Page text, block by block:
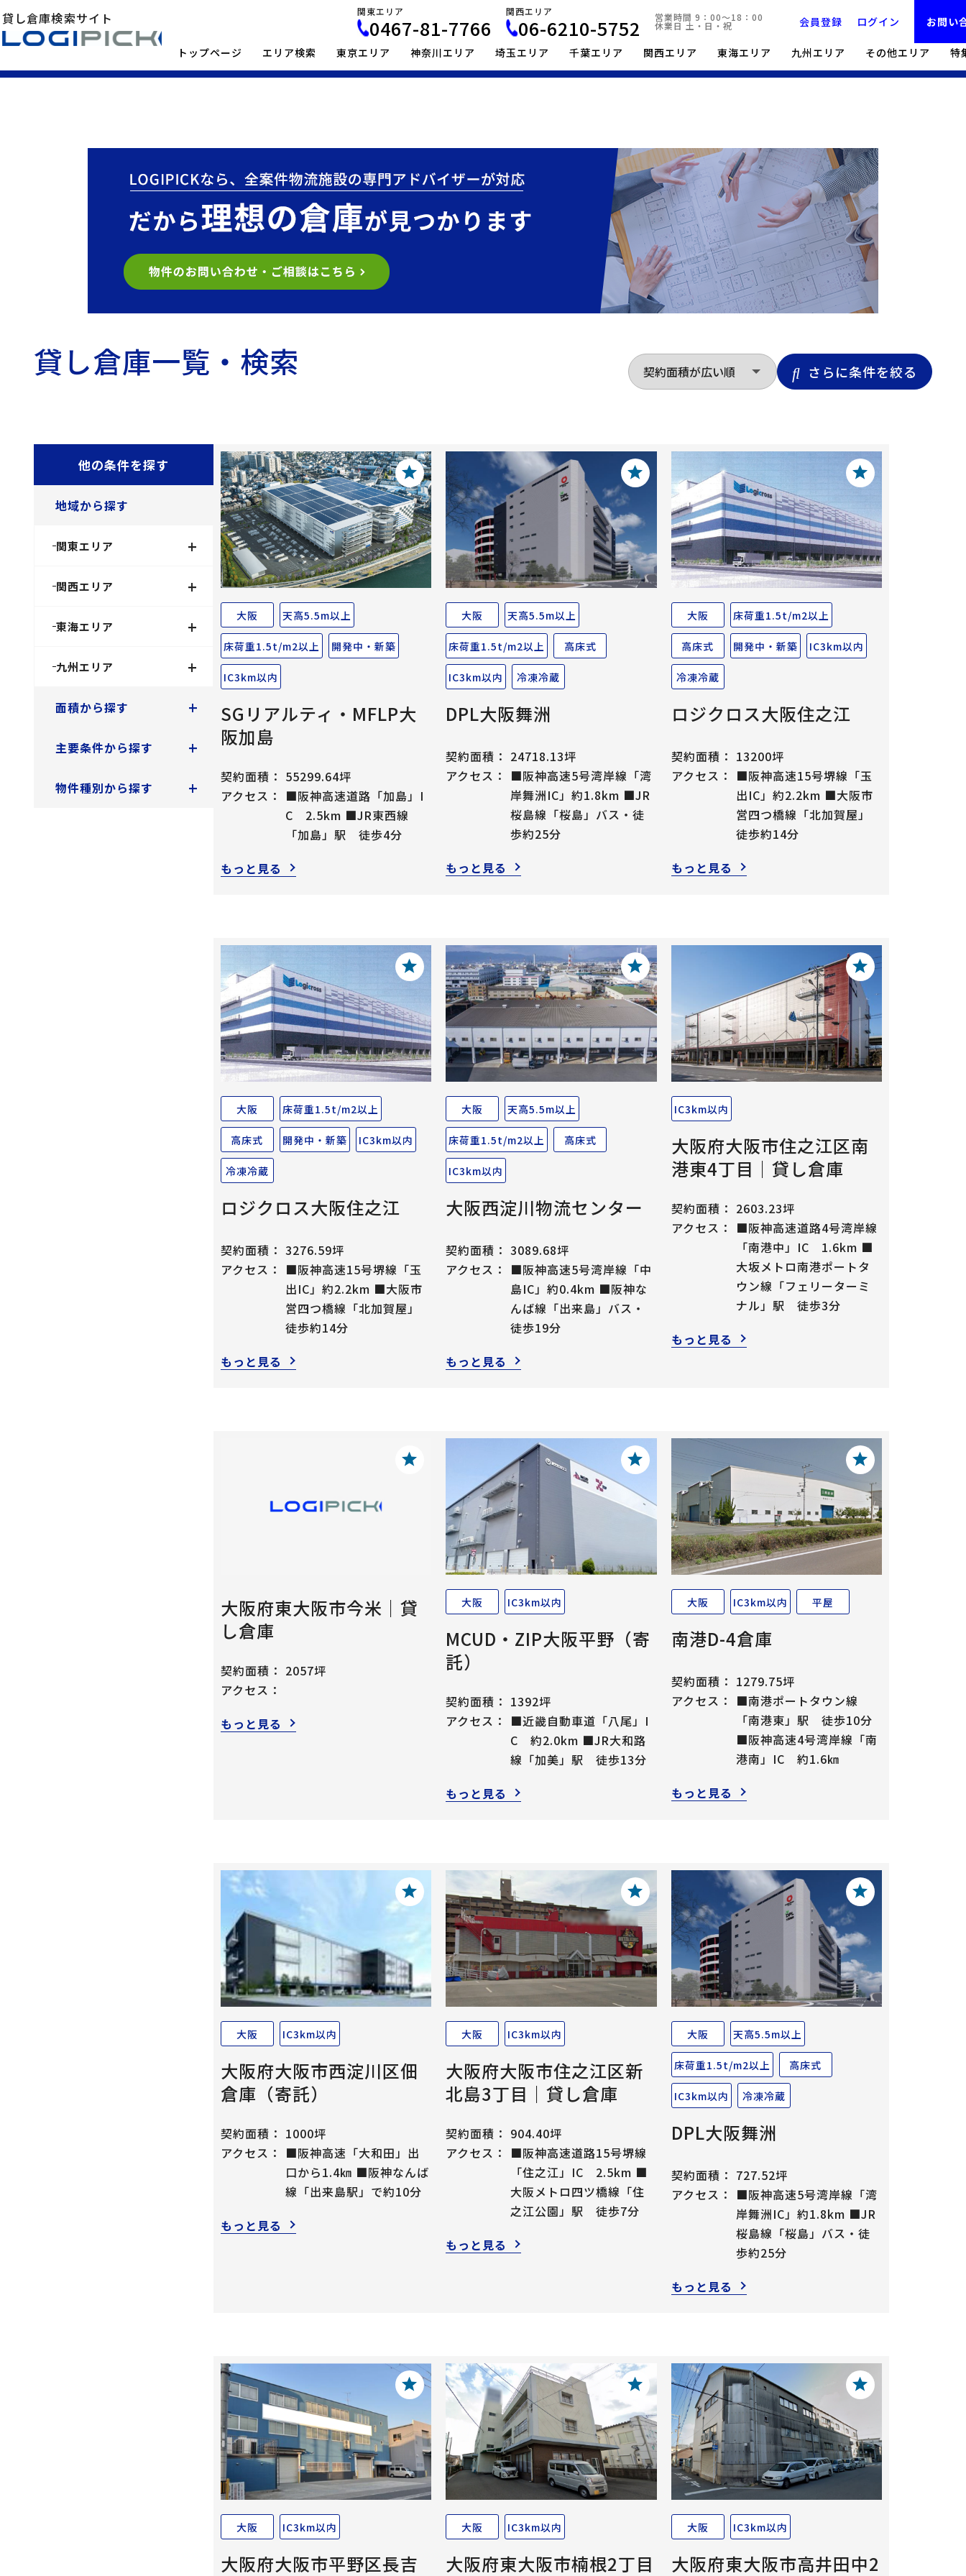
貸し倉庫検索サイト 関東エリア
0467-81-7766
関西エリア
06-6210-5752 営業時間 9：00～18：00
休業日 土・日・祝 会員登録 ログイン お問い
トップページ エリア検索 東京エリア 神奈川エリア 埼玉エリア 千葉エリア 関西エリア 東海エリア 九州エリア その他エリア 特
LOGIPICK:TOP 貸し倉庫一覧・検索
貸し倉庫一覧・検索 さらに条件を絞る
他の条件を探す
地域から探す
関東エリア +
関西エリア +
東海エリア +
九州エリア +
面積から探す +
主要条件から探す +
物件種別から探す +
大阪 天高5.5m以上
床荷重1.5t/m2以上 開発中・新築
IC3km以内
SGリアルティ・MFLP大
阪加島
契約面積： 55299.64坪
アクセス：
■阪神高速道路「加島」I
C 2.5km ■JR東西線
「加島」駅 徒歩4分
もっと見る
大阪 天高5.5m以上
床荷重1.5t/m2以上 高床式
IC3km以内 冷凍冷蔵
DPL大阪舞洲
契約面積： 24718.13坪
アクセス：
■阪神高速5号湾岸線「湾
岸舞洲IC」約1.8km ■JR
桜島線「桜島」バス・徒
歩約25分
もっと見る
大阪 床荷重1.5t/m2以上
高床式 開発中・新築 IC3km以内
冷凍冷蔵
ロジクロス大阪住之江
契約面積： 13200坪
アクセス：
■阪神高速15号堺線「玉
出IC」約2.2km ■大阪市
営四つ橋線「北加賀屋」
徒歩約14分
もっと見る
大阪 床荷重1.5t/m2以上
高床式 開発中・新築 IC3km以内
冷凍冷蔵
ロジクロス大阪住之江
契約面積： 3276.59坪
アクセス：
■阪神高速15号堺線「玉
出IC」約2.2km ■大阪市
営四つ橋線「北加賀屋」
徒歩約14分
もっと見る
大阪 天高5.5m以上
床荷重1.5t/m2以上 高床式
IC3km以内
大阪西淀川物流センター
契約面積： 3089.68坪
アクセス：
■阪神高速5号湾岸線「中
島IC」約0.4km ■阪神な
んば線「出来島」バス・
徒歩19分
もっと見る
IC3km以内
大阪府大阪市住之江区南
港東4丁目｜貸し倉庫
契約面積： 2603.23坪
アクセス：
■阪神高速道路4号湾岸線
「南港中」IC 1.6km ■
大坂メトロ南港ポートタ
ウン線「フェリーターミ
ナル」駅 徒歩3分
もっと見る
大阪府東大阪市今米｜貸
し倉庫
契約面積： 2057坪
アクセス：
もっと見る
大阪 IC3km以内
MCUD・ZIP大阪平野（寄
託）
契約面積： 1392坪
アクセス：
■近畿自動車道「八尾」I
C 約2.0km ■JR大和路
線「加美」駅 徒歩13分
もっと見る
大阪 IC3km以内 平屋
南港D-4倉庫
契約面積： 1279.75坪
アクセス：
■南港ポートタウン線
「南港東」駅 徒歩10分
■阪神高速4号湾岸線「南
港南」IC 約1.6㎞
もっと見る
大阪 IC3km以内
大阪府大阪市西淀川区佃
倉庫（寄託）
契約面積： 1000坪
アクセス：
■阪神高速「大和田」出
口から1.4㎞ ■阪神なんば
線「出来島駅」で約10分
もっと見る
大阪 IC3km以内
大阪府大阪市住之江区新
北島3丁目｜貸し倉庫
契約面積： 904.40坪
アクセス：
■阪神高速道路15号堺線
「住之江」IC 2.5km ■
大阪メトロ四ツ橋線「住
之江公園」駅 徒歩7分
もっと見る
大阪 天高5.5m以上
床荷重1.5t/m2以上 高床式
IC3km以内 冷凍冷蔵
DPL大阪舞洲
契約面積： 727.52坪
アクセス：
■阪神高速5号湾岸線「湾
岸舞洲IC」約1.8km ■JR
桜島線「桜島」バス・徒
歩約25分
もっと見る
大阪 IC3km以内
大阪府大阪市平野区長吉
大阪 IC3km以内
大阪府東大阪市楠根2丁目
大阪 IC3km以内
大阪府東大阪市高井田中2